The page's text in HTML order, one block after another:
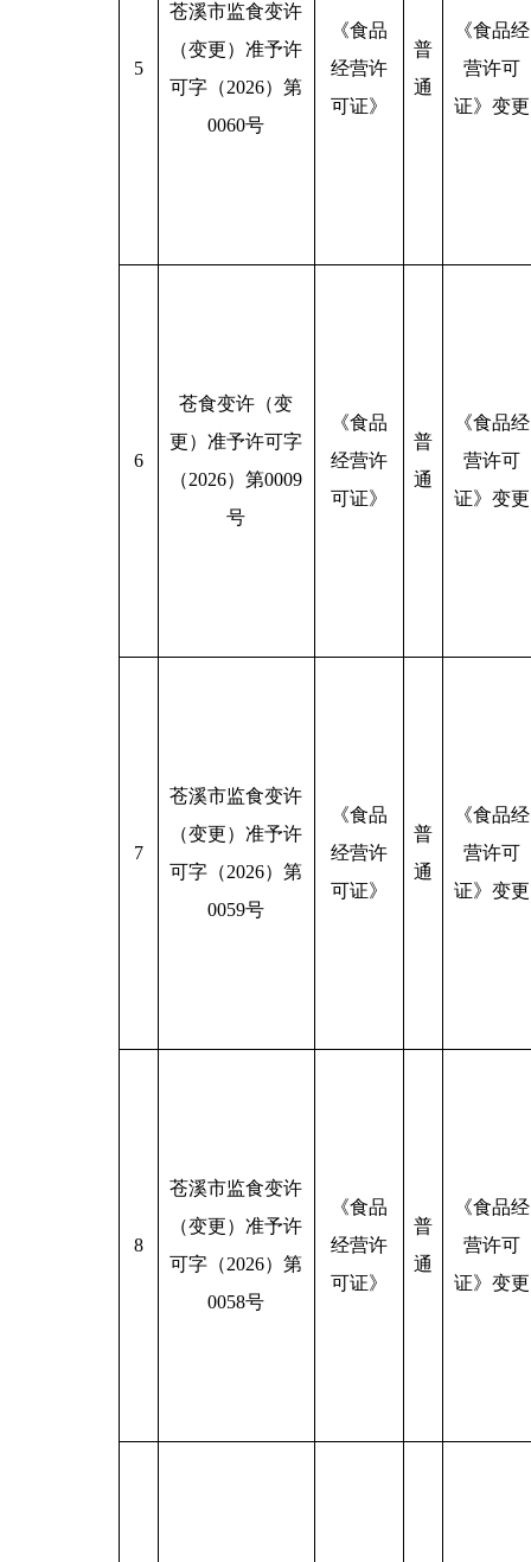
5
苍溪市监食变许
（变更）准予许
可字（2026）第
0060号
《食品
经营许
可证》
普
通
《食品经
营许可
证》变更
6
苍食变许（变
更）准予许可字
（2026）第0009
号
《食品
经营许
可证》
普
通
《食品经
营许可
证》变更
7
苍溪市监食变许
（变更）准予许
可字（2026）第
0059号
《食品
经营许
可证》
普
通
《食品经
营许可
证》变更
8
苍溪市监食变许
（变更）准予许
可字（2026）第
0058号
《食品
经营许
可证》
普
通
《食品经
营许可
证》变更